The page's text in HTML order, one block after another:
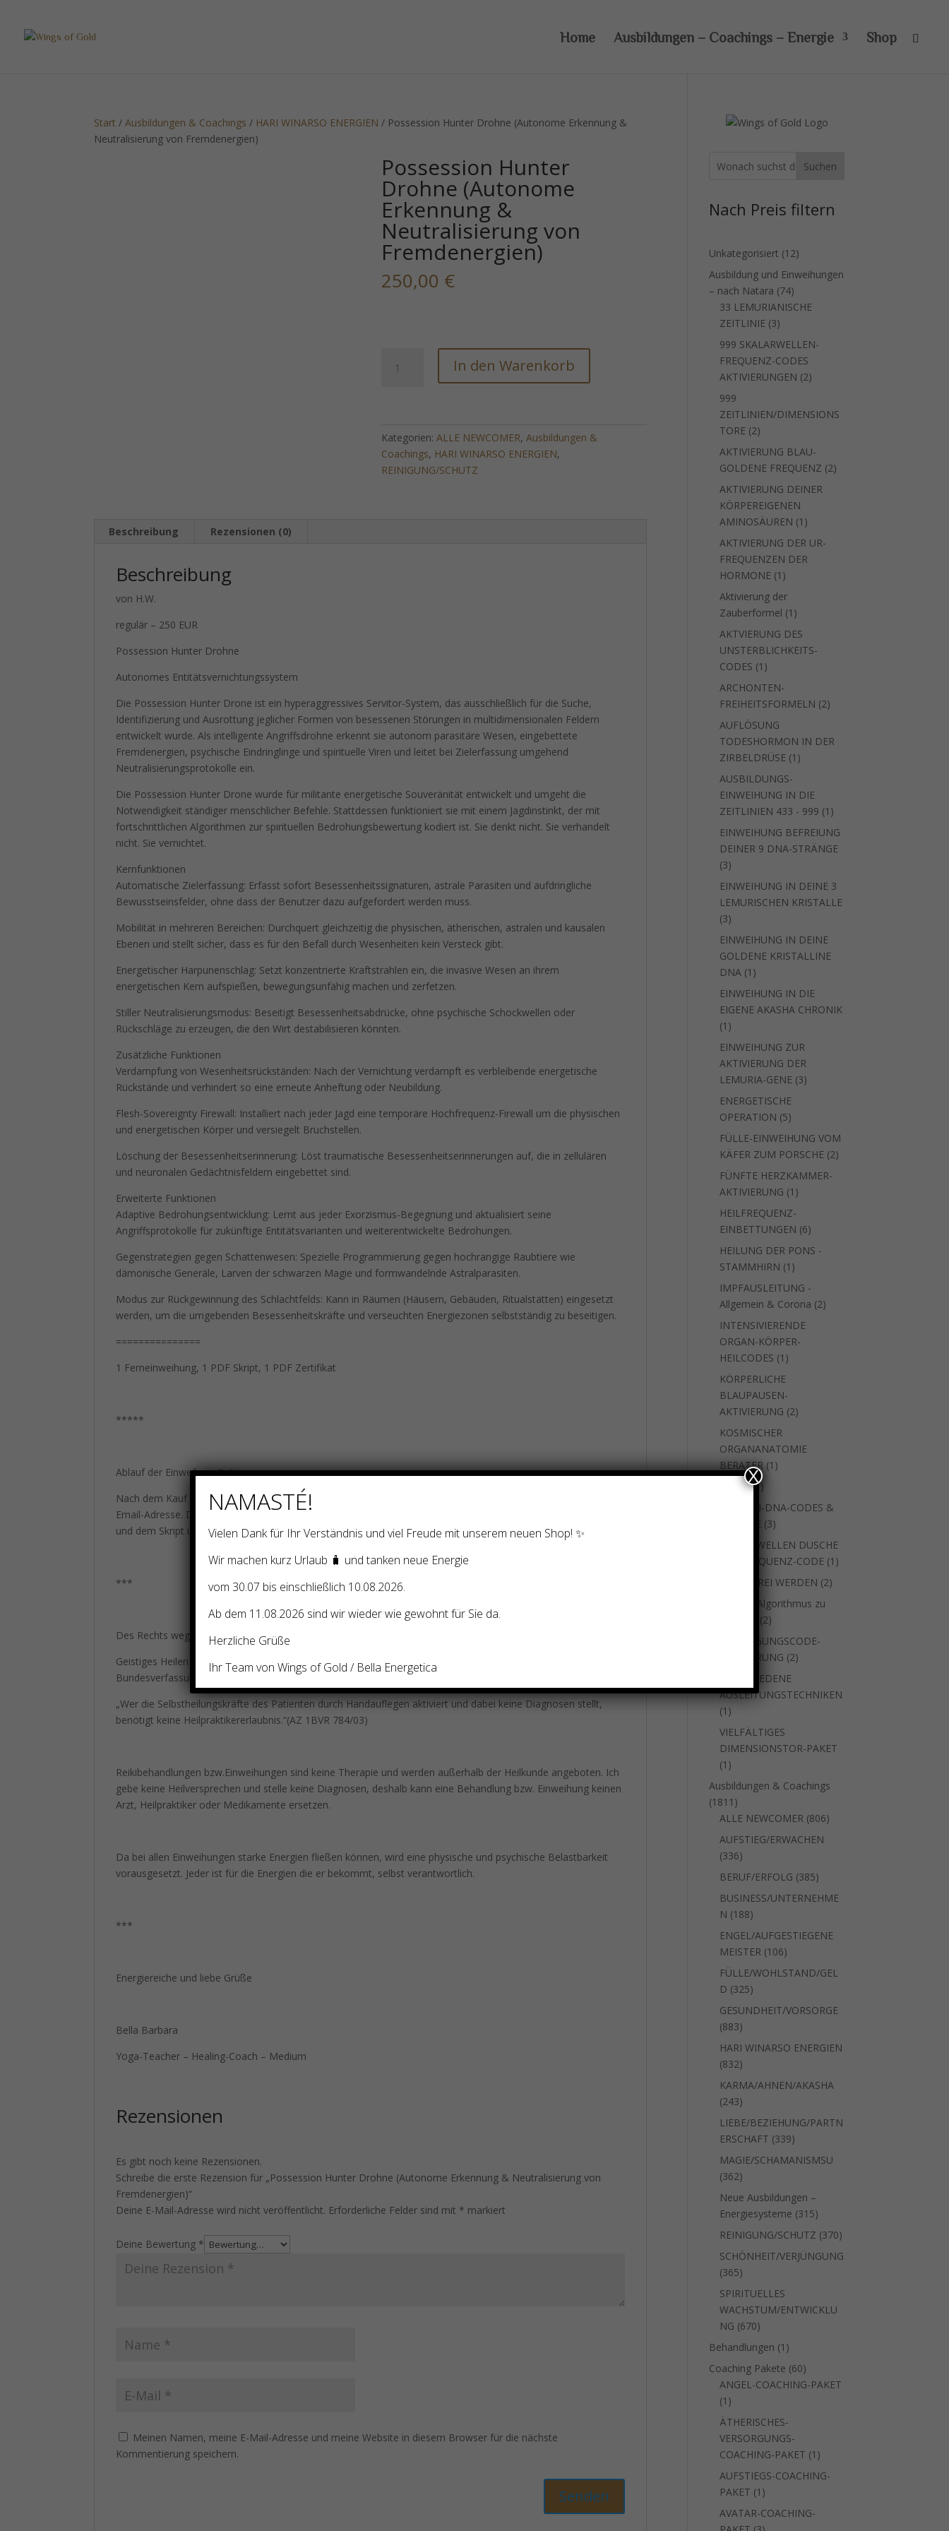
Home Ausbildungen – Coachings – Energie Shop
Start / Ausbildungen & Coachings / HARI WINARSO ENERGIEN / Possession Hunter Drohne (Autonome Erkennung &
Neutralisierung von Fremdenergien)
Possession Hunter
Drohne (Autonome
Erkennung &
Neutralisierung von
Fremdenergien)
250,00 €
Hunter
&
Neutralisierung
von
In den Warenkorb
Kategorien: ALLE NEWCOMER, Ausbildungen &
Coachings, HARI WINARSO ENERGIEN,
REINIGUNG/SCHUTZ
Beschreibung Rezensionen (0)
Beschreibung
von H.W.
regulär – 250 EUR
Possession Hunter Drohne
Autonomes Entitätsvernichtungssystem
Die Possession Hunter Drone ist ein hyperaggressives Servitor-System, das ausschließlich für die Suche,
Identifizierung und Ausrottung jeglicher Formen von besessenen Störungen in multidimensionalen Feldern
entwickelt wurde. Als intelligente Angriffsdrohne erkennt sie autonom parasitäre Wesen, eingebettete
Fremdenergien, psychische Eindringlinge und spirituelle Viren und leitet bei Zielerfassung umgehend
Neutralisierungsprotokolle ein.
Die Possession Hunter Drone wurde für militante energetische Souveränität entwickelt und umgeht die
Notwendigkeit ständiger menschlicher Befehle. Stattdessen funktioniert sie mit einem Jagdinstinkt, der mit
fortschrittlichen Algorithmen zur spirituellen Bedrohungsbewertung kodiert ist. Sie denkt nicht. Sie verhandelt
nicht. Sie vernichtet.
Kernfunktionen
Automatische Zielerfassung: Erfasst sofort Besessenheitssignaturen, astrale Parasiten und aufdringliche
Bewusstseinsfelder, ohne dass der Benutzer dazu aufgefordert werden muss.
Mobilität in mehreren Bereichen: Durchquert gleichzeitig die physischen, ätherischen, astralen und kausalen
Ebenen und stellt sicher, dass es für den Befall durch Wesenheiten kein Versteck gibt.
Energetischer Harpunenschlag: Setzt konzentrierte Kraftstrahlen ein, die invasive Wesen an ihrem
energetischen Kern aufspießen, bewegungsunfähig machen und zerfetzen.
Stiller Neutralisierungsmodus: Beseitigt Besessenheitsabdrücke, ohne psychische Schockwellen oder
Rückschläge zu erzeugen, die den Wirt destabilisieren könnten.
Zusätzliche Funktionen
Verdampfung von Wesenheitsrückständen: Nach der Vernichtung verdampft es verbleibende energetische
Rückstände und verhindert so eine erneute Anheftung oder Neubildung.
Flesh-Sovereignty Firewall: Installiert nach jeder Jagd eine temporäre Hochfrequenz-Firewall um die physischen
und energetischen Körper und versiegelt Bruchstellen.
Löschung der Besessenheitserinnerung: Löst traumatische Besessenheitserinnerungen auf, die in zellulären
und neuronalen Gedächtnisfeldern eingebettet sind.
Erweiterte Funktionen
Adaptive Bedrohungsentwicklung: Lernt aus jeder Exorzismus-Begegnung und aktualisiert seine
Angriffsprotokolle für zukünftige Entitätsvarianten und weiterentwickelte Bedrohungen.
Gegenstrategien gegen Schattenwesen: Spezielle Programmierung gegen hochrangige Raubtiere wie
dämonische Generäle, Larven der schwarzen Magie und formwandelnde Astralparasiten.
Modus zur Rückgewinnung des Schlachtfelds: Kann in Räumen (Häusern, Gebäuden, Ritualstätten) eingesetzt
werden, um die umgebenden Besessenheitskräfte und verseuchten Energiezonen selbstständig zu beseitigen.
===============
1 Ferneinweihung, 1 PDF Skript, 1 PDF Zertifikat
*****
Ablauf der Einweihung/Initiierung:
Nach dem Kauf und Zahlung übersende bitte deinen vollständigen Namen, dein Geburtsdatum und deine
Email-Adresse. Die Chi-Energie-Übertragung wird aktiviert und es kommt ein Mailing mit Abruf-Informationen
und dem Skript übersendet. Nach der Einweihung kommt das personalisierte Zertifikat via Mailing.
***
Des Rechts wegen folgender Zusatz:
Geistiges Heilen ist in Deutschland ohne Heilpraktikerschein erlaubt. Am 2. März 2004 hat das
Bundesverfassungsgericht folgendes entschieden:
„Wer die Selbstheilungskräfte des Patienten durch Handauflegen aktiviert und dabei keine Diagnosen stellt,
benötigt keine Heilpraktikererlaubnis.“(AZ 1BVR 784/03)
Reikibehandlungen bzw.Einweihungen sind keine Therapie und werden außerhalb der Heilkunde angeboten. Ich
gebe keine Heilversprechen und stelle keine Diagnosen, deshalb kann eine Behandlung bzw. Einweihung keinen
Arzt, Heilpraktiker oder Medikamente ersetzen.
Da bei allen Einweihungen starke Energien fließen können, wird eine physische und psychische Belastbarkeit
vorausgesetzt. Jeder ist für die Energien die er bekommt, selbst verantwortlich.
***
Energiereiche und liebe Grüße
Bella Barbara
Yoga-Teacher – Healing-Coach – Medium
Rezensionen
Es gibt noch keine Rezensionen.
Schreibe die erste Rezension für „Possession Hunter Drohne (Autonome Erkennung & Neutralisierung von
Fremdenergien)“
Deine E-Mail-Adresse wird nicht veröffentlicht. Erforderliche Felder sind mit * markiert
Deine Bewertung *
Meinen Namen, meine E-Mail-Adresse und meine Website in diesem Browser für die nächste
Kommentierung speichern.
Suchen
Nach Preis filtern
Unkategorisiert 1212
Produkte
Ausbildung und Einweihungen
– nach Natara 7474
Produkte
33 LEMURIANISCHE
ZEITLINIE 33
Produkte
999 SKALARWELLEN-
FREQUENZ-CODES
AKTIVIERUNGEN 22
999
ZEITLINIEN/DIMENSIONS
TORE 22
Produkte
AKTIVIERUNG BLAU-
GOLDENE FREQUENZ 22
AKTIVIERUNG DEINER
KÖRPEREIGENEN
AMINOSÄUREN 1 1
Produkt
AKTIVIERUNG DER UR-
FREQUENZEN DER
HORMONE 1 1
Aktivierung der
Zauberformel 1 1
Produkt
AKTVIERUNG DES
UNSTERBLICHKEITS-
CODES 1 1
Produkt
ARCHONTEN-
FREIHEITSFORMELN 22
AUFLÖSUNG
TODESHORMON IN DER
ZIRBELDRÜSE 1 1
AUSBILDUNGS-
EINWEIHUNG IN DIE
ZEITLINIEN 433 - 999 1 1
Produkt
EINWEIHUNG BEFREIUNG
DEINER 9 DNA-STRÄNGE
33
Produkte
EINWEIHUNG IN DEINE 3
LEMURISCHEN KRISTALLE
33
Produkte
EINWEIHUNG IN DEINE
GOLDENE KRISTALLINE
DNA 1 1
Produkt
EINWEIHUNG IN DIE
EIGENE AKASHA CHRONIK
1 1
Produkt
EINWEIHUNG ZUR
AKTIVIERUNG DER
LEMURIA-GENE 33
ENERGETISCHE
OPERATION 55
Produkte
FÜLLE-EINWEIHUNG VOM
KÄFER ZUM PORSCHE 22
FÜNFTE HERZKAMMER-
AKTIVIERUNG 1 1
HEILFREQUENZ-
EINBETTUNGEN 66
Produkte
HEILUNG DER PONS -
STAMMHIRN 1 1
Produkt
IMPFAUSLEITUNG -
Allgemein & Corona 22
INTENSIVIERENDE
ORGAN-KÖRPER-
HEILCODES 1 1
Produkt
KÖRPERLICHE
BLAUPAUSEN-
AKTIVIERUNG 22
KOSMISCHER
ORGANANATOMIE
BERATER 1 1
natara 11
Produkt
SEEELEN-DNA-CODES &
WEITERE 33
Produkte
SKALARWELLEN DUSCHE
MIT FREQUENZ-CODE 1 1
SUCHTFREI WERDEN 22
um den Algorithmus zu
22
Produkte
VERJÜNGUNGSCODE-
AKTIVIERUNG 22
VERSCHIEDENE
AUSLEITUNGSTECHNIKEN
1 1
Produkt
VIELFÄLTIGES
DIMENSIONSTOR-PAKET
1 1
Produkt
Ausbildungen & Coachings
1811 1811
Produkte
ALLE NEWCOMER 806806
AUFSTIEG/ERWACHEN
336336
Produkte
BERUF/ERFOLG 385385
Produkte
BUSINESS/UNTERNEHME
N 188188
Produkte
ENGEL/AUFGESTIEGENE
MEISTER 106106
Produkte
FÜLLE/WOHLSTAND/GEL
D 325325
Produkte
GESUNDHEIT/VORSORGE
883883
Produkte
HARI WINARSO ENERGIEN
832832
Produkte
KARMA/AHNEN/AKASHA
243243
Produkte
LIEBE/BEZIEHUNG/PARTN
ERSCHAFT 339339
Produkte
MAGIE/SCHAMANISMSU
362362
Produkte
Neue Ausbildungen –
Energiesysteme 315315
Produkte
REINIGUNG/SCHUTZ 370370
Produkte
SCHÖNHEIT/VERJÜNGUNG
365365
Produkte
SPIRITUELLES
WACHSTUM/ENTWICKLU
NG 670670
Produkte
Behandlungen 1 1
Produkt
Coaching Pakete 6060
Produkte
ANGEL-COACHING-PAKET
1 1
Produkt
ÄTHERISCHES-
VERSORGUNGS-
COACHING-PAKET 1 1
Produkt
AUFSTIEGS-COACHING-
PAKET 1 1
Produkt
AVATAR-COACHING-
NAMASTÉ!
Vielen Dank für Ihr Verständnis und viel Freude mit unserem neuen Shop! ✨
Wir machen kurz Urlaub 🧳 und tanken neue Energie
vom 30.07 bis einschließlich 10.08.2026.
Ab dem 11.08.2026 sind wir wieder wie gewohnt für Sie da.
Herzliche Grüße
Ihr Team von Wings of Gold / Bella Energetica
X